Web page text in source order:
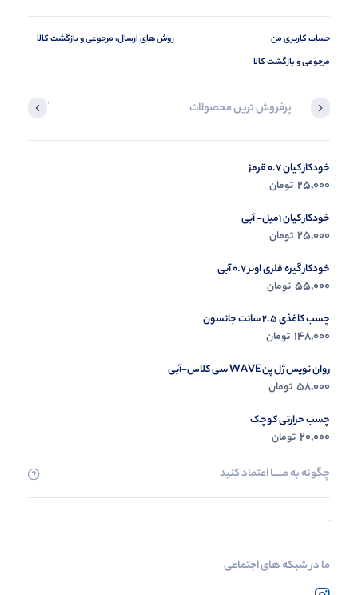
حساب کاربری من
مرجوعی و بازگشت کالا
روش های ارسال، مرجوعی و بازگشت کالا
پرفروش ترین محصولات آخرین
خودکار کیان 0.7 قرمز
25,000 تومان
خودکار کیان 1میل- آبی
25,000 تومان
خودکار گیره فلزی اونر 0.7 آبی
55,000 تومان
چسب کاغذی 2.5 سانت جانسون
148,000 تومان
روان نویس ژل پن WAVE سی کلاس-آبی
58,000 تومان
چسب حرارتی کوچک
20,000 تومان
چگونه به مــــــا اعتماد کنید
ما در شبکه های اجتماعی